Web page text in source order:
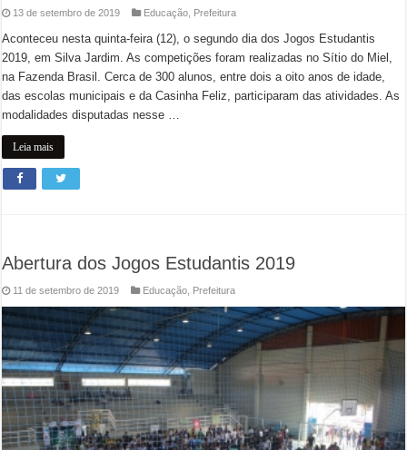
13 de setembro de 2019 Educação Prefeitura
Aconteceu nesta quinta-feira (12), o segundo dia dos Jogos Estudantis
2019, em Silva Jardim. As competições foram realizadas no Sítio do Miel,
na Fazenda Brasil. Cerca de 300 alunos, entre dois a oito anos de idade,
das escolas municipais e da Casinha Feliz, participaram das atividades. As
modalidades disputadas nesse …
Leia mais
Abertura dos Jogos Estudantis 2019
11 de setembro de 2019 Educação Prefeitura